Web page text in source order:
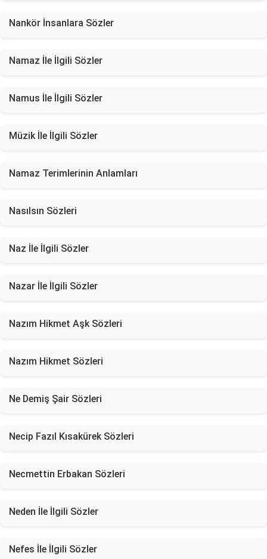
Nankör İnsanlara Sözler
Namaz İle İlgili Sözler
Namus İle İlgili Sözler
Müzik İle İlgili Sözler
Namaz Terimlerinin Anlamları
Nasılsın Sözleri
Naz İle İlgili Sözler
Nazar İle İlgili Sözler
Nazım Hikmet Aşk Sözleri
Nazım Hikmet Sözleri
Ne Demiş Şair Sözleri
Necip Fazıl Kısakürek Sözleri
Necmettin Erbakan Sözleri
Neden İle İlgili Sözler
Nefes İle İlgili Sözler